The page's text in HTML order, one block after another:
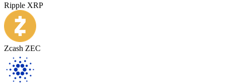
Ripple XRP
Zcash ZEC